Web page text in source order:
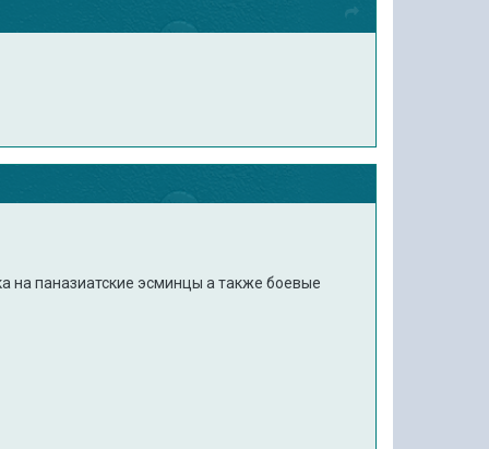
на паназиатские эсминцы а также боевые